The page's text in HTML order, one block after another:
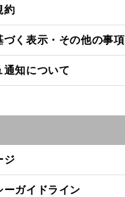
約
く表示・その他の事項
通知について
ジ
ガイドライン